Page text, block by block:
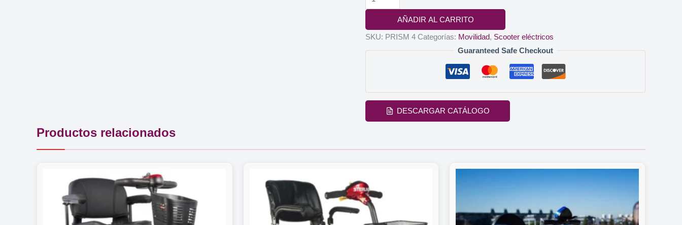
eléctrico
4
ruedas
cantidad
AÑADIR AL CARRITO
SKU: PRISM 4 Categorías: Movilidad, Scooter eléctricos
Guaranteed Safe Checkout
DESCARGAR CATÁLOGO
Productos relacionados